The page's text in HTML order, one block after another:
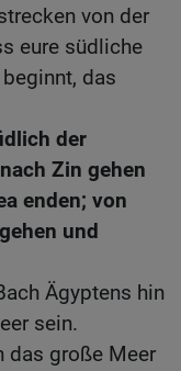
von der
eure südliche
das
der
Zin gehen
enden; von
und
Ägyptens hin
sein.
das große Meer